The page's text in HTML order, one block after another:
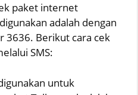
paket internet
adalah dengan
3636. Berikut cara cek
SMS:
untuk